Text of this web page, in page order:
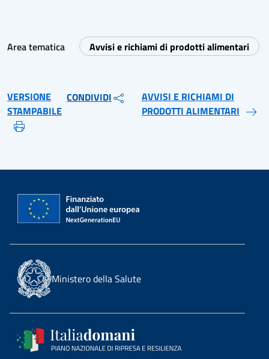
Area tematica Avvisi e richiami di prodotti alimentari
VERSIONE
STAMPABILE
CONDIVIDI
AVVISI E RICHIAMI DI
PRODOTTI ALIMENTARI
Ministero della Salute